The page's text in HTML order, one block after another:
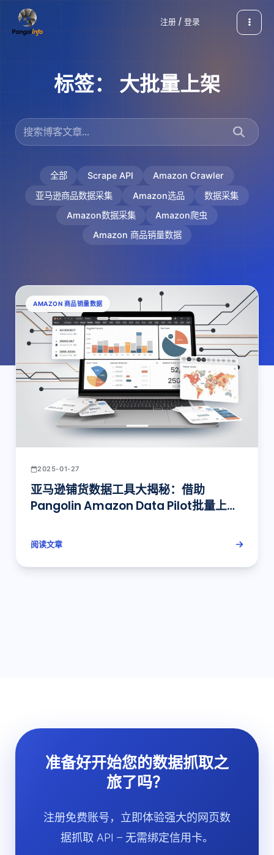
注册 / 登录
标签： 大批量上架
全部 Scrape API
Amazon Crawler
亚马逊商品数据采集
Amazon选品
数据采集
Amazon数据采集
Amazon爬虫
Amazon 商品销量数据
AMAZON 商品销量数据
2025-01-27
亚马逊铺货数据工具大揭秘：借助
Pangolin Amazon Data Pilot批量上
阅读文章
准备好开始您的数据抓取之
旅了吗？
注册免费账号，立即体验强大的网页数
据抓取 API – 无需绑定信用卡。